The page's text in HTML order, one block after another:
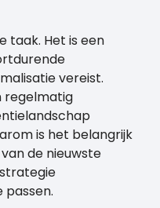
taak. Het is een
vereist.
regelmatig
is het belangrijk
de nieuwste